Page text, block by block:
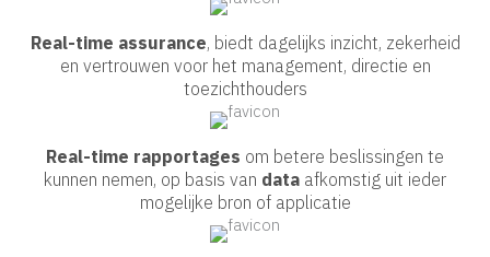
Real-time assurance, biedt dagelijks inzicht, zekerheid
en vertrouwen voor het management, directie en
toezichthouders
Real-time rapportages om betere beslissingen te
kunnen nemen, op basis van data afkomstig uit ieder
mogelijke bron of applicatie